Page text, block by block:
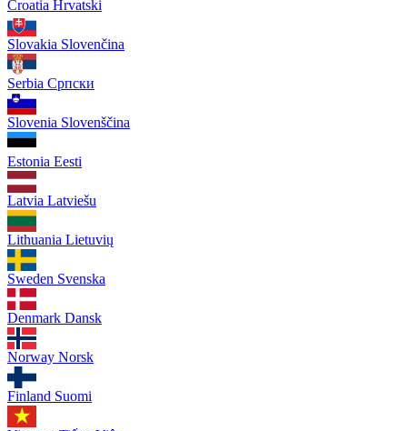
Croatia Hrvatski
Slovakia Slovenčina
Serbia Српски
Slovenia Slovenščina
Estonia Eesti
Latvia Latviešu
Lithuania Lietuvių
Sweden Svenska
Denmark Dansk
Norway Norsk
Finland Suomi